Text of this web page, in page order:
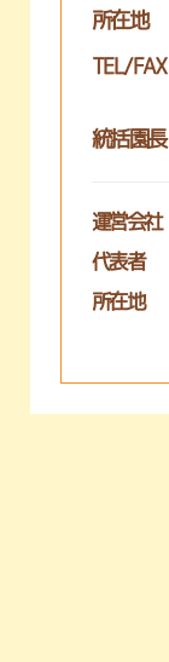
所在地
TEL/FAX
統括園長
運営会社
代表者
所在地